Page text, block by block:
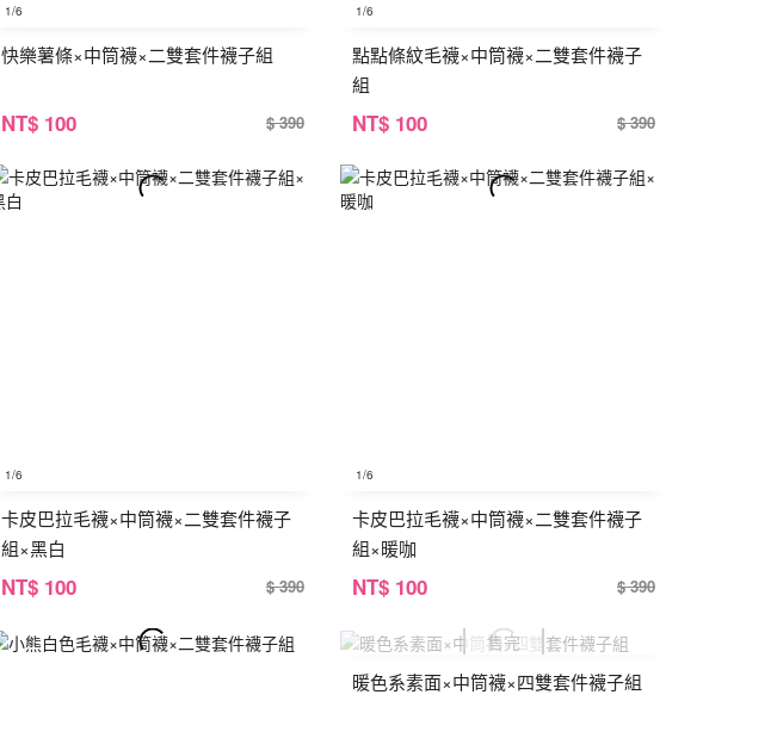
1/6
快樂薯條×中筒襪×二雙套件襪子組
NT$ 100 $ 390
1/6
點點條紋毛襪×中筒襪×二雙套件襪子
組
NT$ 100 $ 390
1/6
卡皮巴拉毛襪×中筒襪×二雙套件襪子
組×黑白
NT$ 100 $ 390
1/6
卡皮巴拉毛襪×中筒襪×二雙套件襪子
組×暖咖
NT$ 100 $ 390
暖色系素面×中筒襪×四雙套件襪子組